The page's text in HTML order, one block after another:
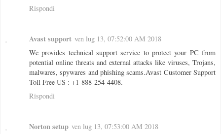
Rispondi
Avast support ven lug 13, 07:52:00 AM 2018
We provides technical support service to protect your PC from
potential online threats and external attacks like viruses, Trojans,
malwares, spywares and phishing scams.Avast Customer Support
Toll Free US : +1-888-254-4408.
Rispondi
Norton setup ven lug 13, 07:53:00 AM 2018